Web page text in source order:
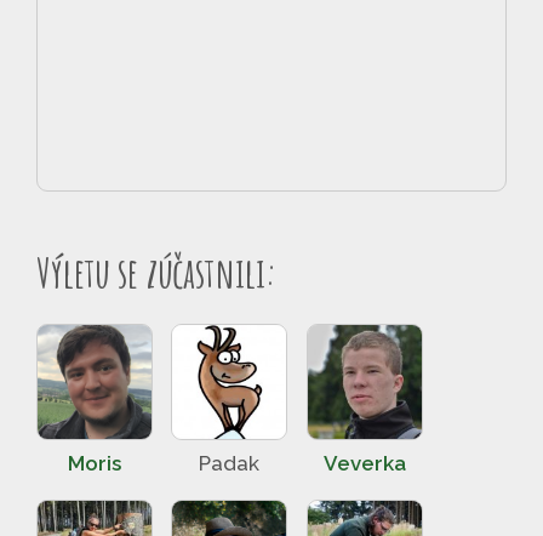
Výletu se zúčastnili:
Moris Padak Veverka